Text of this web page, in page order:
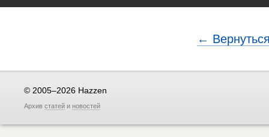
←
© 2005–2026 Hazzen
Архив статей и новостей